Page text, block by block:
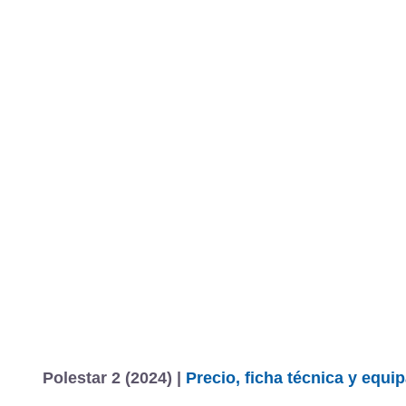
Polestar 2 (2024) | Precio, ficha técnica y